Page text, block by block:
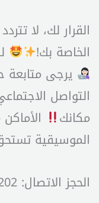
القرار لك، لا
الخاصة بك!
يرجى
مكانك
الموسيقية
الحجز الاتصال: 71078202